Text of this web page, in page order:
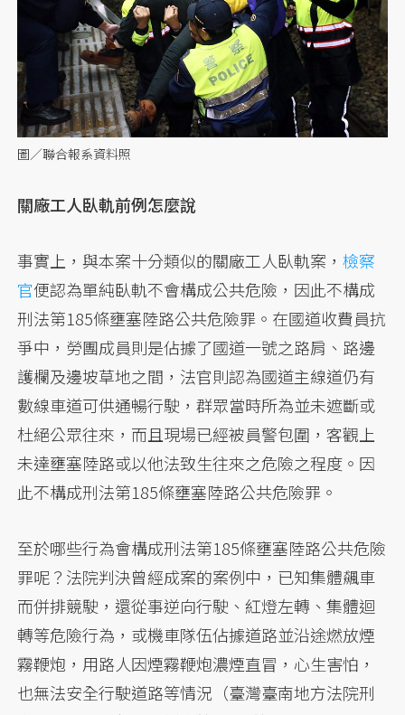
圖／聯合報系資料照
關廠工人臥軌前例怎麼說
事實上，與本案十分類似的關廠工人臥軌案，檢察
官便認為單純臥軌不會構成公共危險，因此不構成
刑法第185條壅塞陸路公共危險罪。在國道收費員抗
爭中，勞團成員則是佔據了國道一號之路肩、路邊
護欄及邊坡草地之間，法官則認為國道主線道仍有
數線車道可供通暢行駛，群眾當時所為並未遮斷或
杜絕公眾往來，而且現場已經被員警包圍，客觀上
未達壅塞陸路或以他法致生往來之危險之程度。因
此不構成刑法第185條壅塞陸路公共危險罪。
至於哪些行為會構成刑法第185條壅塞陸路公共危險
罪呢？法院判決曾經成案的案例中，已知集體飆車
而併排競駛，還從事逆向行駛、紅燈左轉、集體迴
轉等危險行為，或機車隊伍佔據道路並沿途燃放煙
霧鞭炮，用路人因煙霧鞭炮濃煙直冒，心生害怕，
也無法安全行駛道路等情況（臺灣臺南地方法院刑